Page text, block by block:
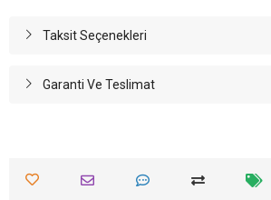
Taksit Seçenekleri
Garanti Ve Teslimat